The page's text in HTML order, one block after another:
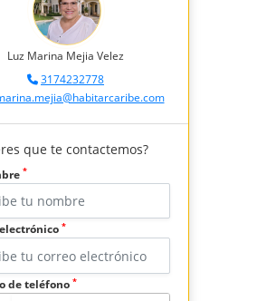
Luz Marina Mejia Velez
3174232778
que te contactemos?
*
*
de teléfono *